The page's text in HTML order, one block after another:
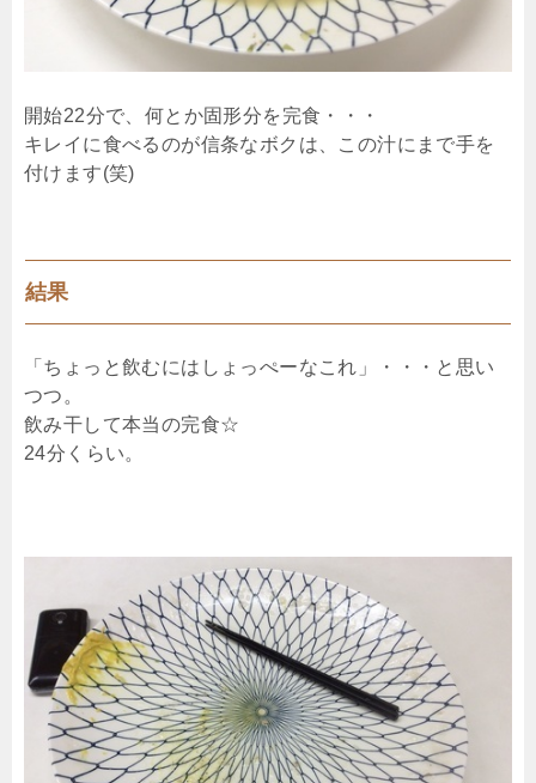
開始22分で、何とか固形分を完食・・・
キレイに食べるのが信条なボクは、この汁にまで手を
付けます(笑)
結果
「ちょっと飲むにはしょっぺーなこれ」・・・と思い
つつ。
飲み干して本当の完食☆
24分くらい。